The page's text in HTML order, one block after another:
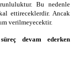
Bu nedenle
ettireceklerdir. Ancak
verilmeyecektir.
devam ederken